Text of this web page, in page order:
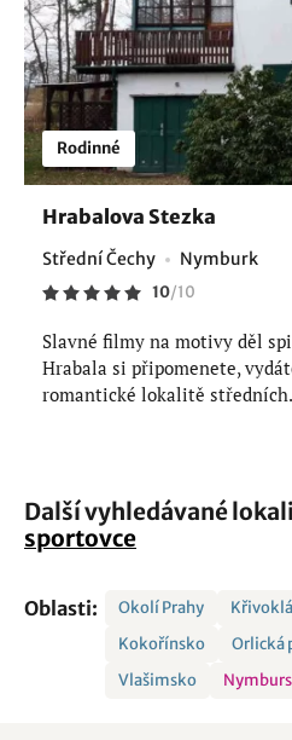
Rodinné
Hrabalova Stezka
Střední Čechy Nymburk
10/10
Slavné filmy na motivy děl
Hrabala si připomenete,
romantické lokalitě
Další vyhledávané
sportovce
Oblasti: Okolí Prahy
Kokořínsko
Orlická
Vlašimsko